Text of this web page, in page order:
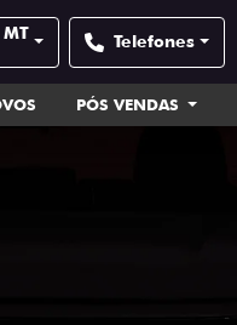
Telefones
PÓS VENDAS